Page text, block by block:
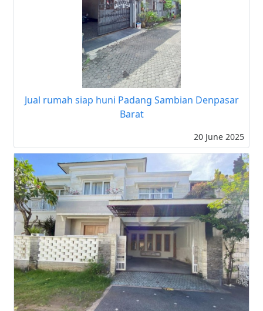
Jual rumah siap huni Padang Sambian Denpasar
Barat
20 June 2025